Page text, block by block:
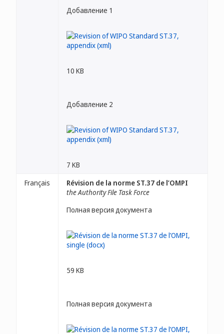
Добавление 1
10 KB
Добавление 2
7 KB
Français
Révision de la norme ST.37 de l’OMPI
the Authority File Task Force
Полная версия документа
59 KB
Полная версия документа